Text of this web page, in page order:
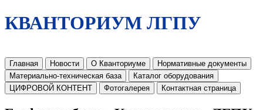
КВАНТОРИУМ ЛГПУ
Главная Новости О Кванториуме
Нормативные документы
Материально-техническая база
Каталог оборудования
ЦИФРОВОЙ КОНТЕНТ
Фотогалерея Контактная страница